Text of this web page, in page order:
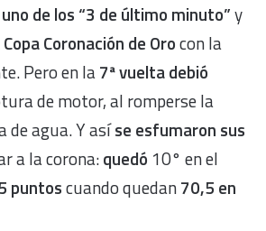
de los “3 de último minuto”y
Coronación de Orocon la
Pero en la7ª vuelta debió
de motor, al romperse la
de agua. Y asíse esfumaron sus
a la corona:quedó 10° en el
puntoscuando quedan70,5 en